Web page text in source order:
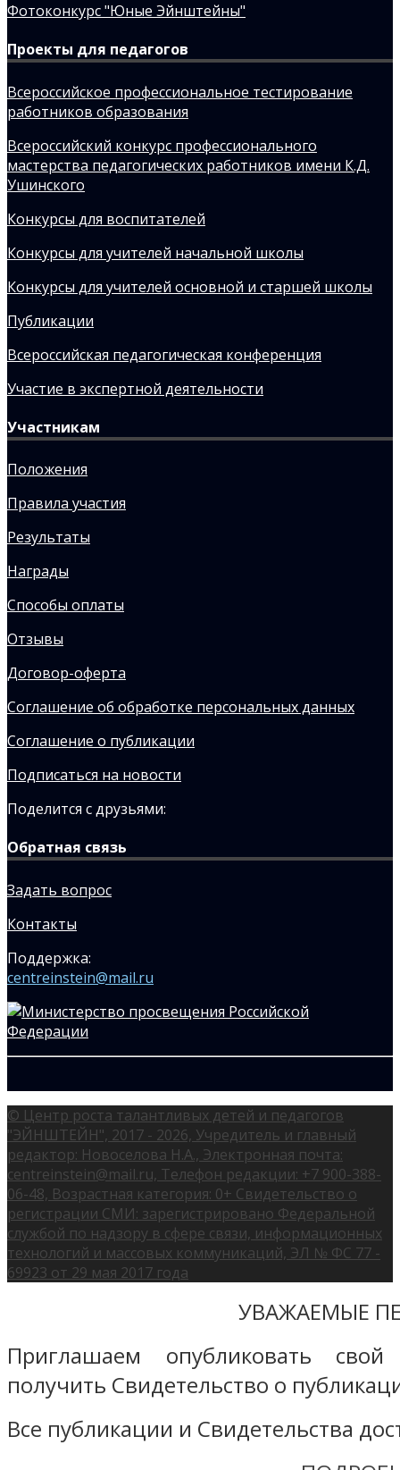
Фотоконкурс "Юные Эйнштейны"
Проекты для педагогов
Всероссийское профессиональное тестирование
работников образования
Всероссийский конкурс профессионального
мастерства педагогических работников имени К.Д.
Ушинского
Конкурсы для воспитателей
Конкурсы для учителей начальной школы
Конкурсы для учителей основной и старшей школы
Публикации
Всероссийская педагогическая конференция
Участие в экспертной деятельности
Участникам
Положения
Правила участия
Результаты
Награды
Способы оплаты
Отзывы
Договор-оферта
Соглашение об обработке персональных данных
Соглашение о публикации
Подписаться на новости
Поделится с друзьями:
Обратная связь
Задать вопрос
Контакты
Поддержка:
centreinstein@mail.ru
© Центр роста талантливых детей и педагогов
"ЭЙНШТЕЙН", 2017 - 2026, Учредитель и главный
редактор: Новоселова Н.А., Электронная почта:
centreinstein@mail.ru, Телефон редакции: +7 900-388-
06-48, Возрастная категория: 0+ Свидетельство о
регистрации СМИ: зарегистрировано Федеральной
службой по надзору в сфере связи, информационных
технологий и массовых коммуникаций, ЭЛ № ФС 77 -
69923 от 29 мая 2017 года
УВАЖАЕМЫЕ
Приглашаем опубликовать
получить Свидетельство о
Все публикации и Свидетельства